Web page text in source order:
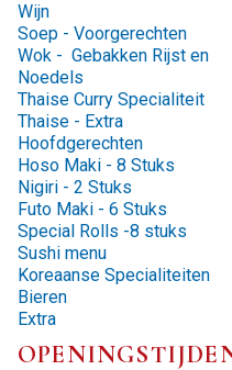
Wijn
Soep - Voorgerechten
Wok - Gebakken Rijst en
Noedels
Thaise Curry Specialiteit
Thaise - Extra
Hoofdgerechten
Hoso Maki - 8 Stuks
Nigiri - 2 Stuks
Futo Maki - 6 Stuks
Special Rolls -8 stuks
Sushi menu
Koreaanse Specialiteiten
Bieren
Extra